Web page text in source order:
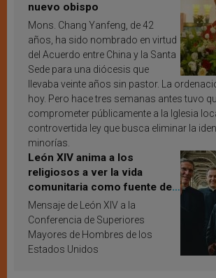
nuevo obispo
Mons. Chang Yanfeng, de 42
años, ha sido nombrado en virtud
del Acuerdo entre China y la Santa
Sede para una diócesis que
llevaba veinte años sin pastor. La
hoy. Pero hace tres semanas antes tuvo
comprometer públicamente a la Iglesia
controvertida ley que busca eliminar la
minorías.
León XIV anima a los
religiosos a ver la vida
comunitaria como fuente de
inspiración y santificación
Mensaje de León XIV a la
Conferencia de Superiores
Mayores de Hombres de los
Estados Unidos